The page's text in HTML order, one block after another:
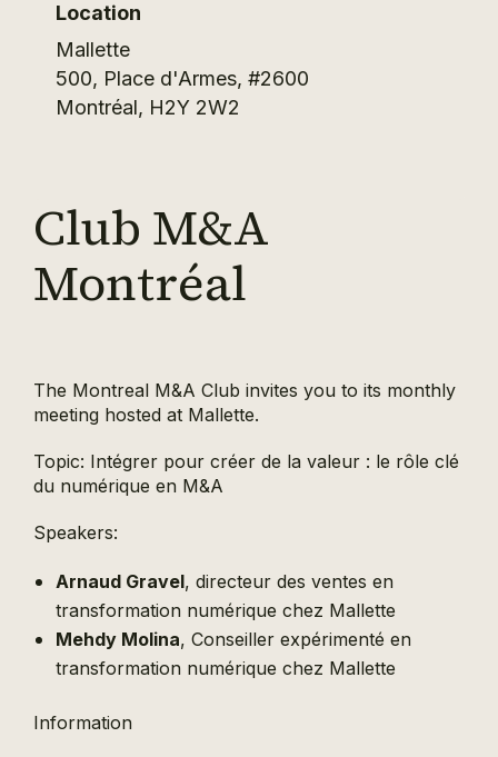
Location
Mallette
500, Place d'Armes, #2600
Montréal, H2Y 2W2
Club M&A
Montréal
The Montreal M&A Club invites you to its monthly
meeting hosted at Mallette.
Topic: Intégrer pour créer de la valeur : le rôle clé
du numérique en M&A
Speakers:
Arnaud Gravel, directeur des ventes en
transformation numérique chez Mallette
Mehdy Molina, Conseiller expérimenté en
transformation numérique chez Mallette
Information